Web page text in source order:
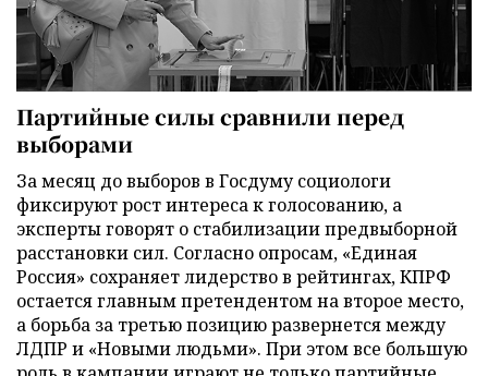
Партийные силы сравнили перед
выборами
За месяц до выборов в Госдуму социологи
фиксируют рост интереса к голосованию, а
эксперты говорят о стабилизации предвыборной
расстановки сил. Согласно опросам, «Единая
Россия» сохраняет лидерство в рейтингах, КПРФ
остается главным претендентом на второе место,
а борьба за третью позицию развернется между
ЛДПР и «Новыми людьми». При этом все большую